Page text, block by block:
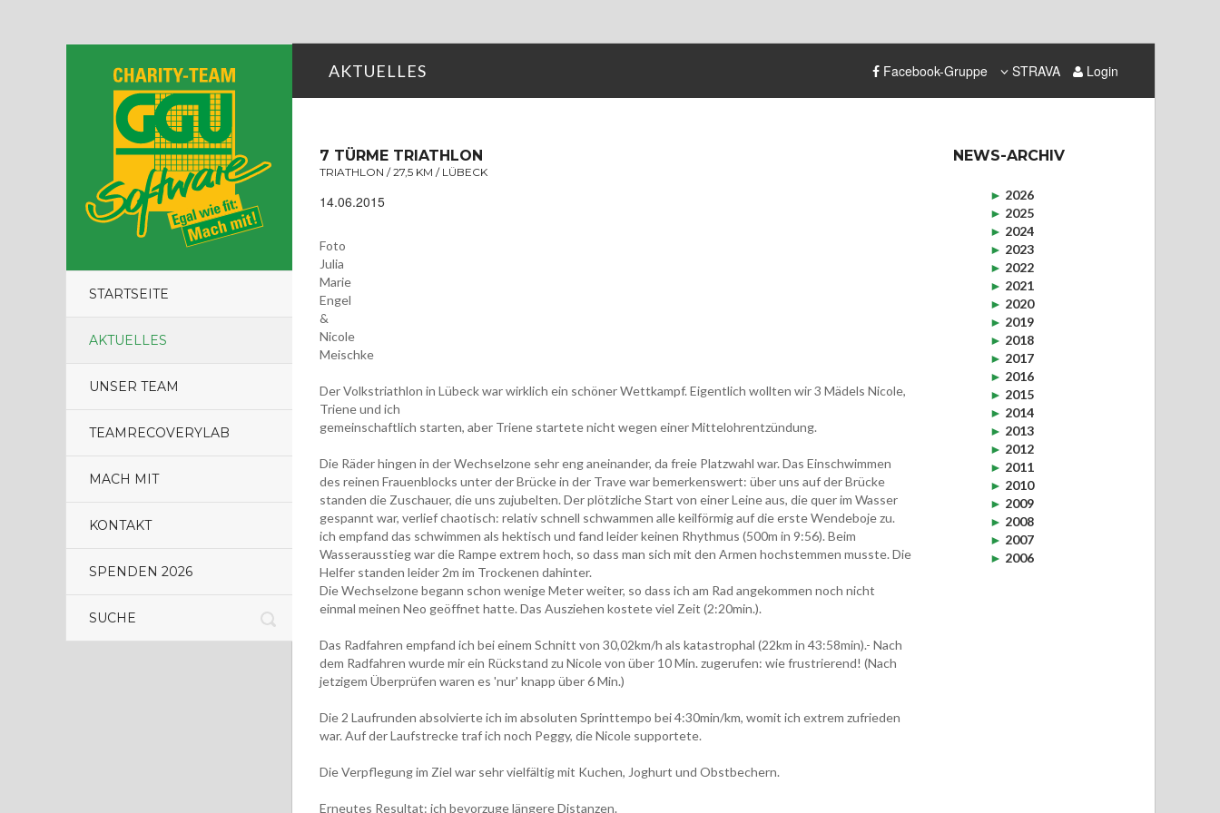
STARTSEITE
AKTUELLES
UNSER TEAM
TEAMRECOVERYLAB
MACH MIT
KONTAKT
SPENDEN 2026
AKTUELLES Facebook-Gruppe STRAVA Login
7 TÜRME TRIATHLON
TRIATHLON / 27,5 KM / LÜBECK
14.06.2015
Foto
Julia
Marie
Engel
&
Nicole
Meischke
Der Volkstriathlon in Lübeck war wirklich ein schöner Wettkampf. Eigentlich wollten wir 3 Mädels Nicole,
Triene und ich
gemeinschaftlich starten, aber Triene startete nicht wegen einer Mittelohrentzündung.
Die Räder hingen in der Wechselzone sehr eng aneinander, da freie Platzwahl war. Das Einschwimmen
des reinen Frauenblocks unter der Brücke in der Trave war bemerkenswert: über uns auf der Brücke
standen die Zuschauer, die uns zujubelten. Der plötzliche Start von einer Leine aus, die quer im Wasser
gespannt war, verlief chaotisch: relativ schnell schwammen alle keilförmig auf die erste Wendeboje zu.
ich empfand das schwimmen als hektisch und fand leider keinen Rhythmus (500m in 9:56). Beim
Wasserausstieg war die Rampe extrem hoch, so dass man sich mit den Armen hochstemmen musste. Die
Helfer standen leider 2m im Trockenen dahinter.
Die Wechselzone begann schon wenige Meter weiter, so dass ich am Rad angekommen noch nicht
einmal meinen Neo geöffnet hatte. Das Ausziehen kostete viel Zeit (2:20min.).
Das Radfahren empfand ich bei einem Schnitt von 30,02km/h als katastrophal (22km in 43:58min).- Nach
dem Radfahren wurde mir ein Rückstand zu Nicole von über 10 Min. zugerufen: wie frustrierend! (Nach
jetzigem Überprüfen waren es 'nur' knapp über 6 Min.)
Die 2 Laufrunden absolvierte ich im absoluten Sprinttempo bei 4:30min/km, womit ich extrem zufrieden
war. Auf der Laufstrecke traf ich noch Peggy, die Nicole supportete.
Die Verpflegung im Ziel war sehr vielfältig mit Kuchen, Joghurt und Obstbechern.
Erneutes Resultat: ich bevorzuge längere Distanzen.
NEWS-ARCHIV
► 2026
► 2025
► 2024
► 2023
► 2022
► 2021
► 2020
► 2019
► 2018
► 2017
► 2016
► 2015
► 2014
► 2013
► 2012
► 2011
► 2010
► 2009
► 2008
► 2007
► 2006